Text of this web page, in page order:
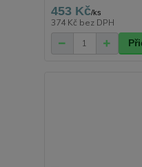
453 Kč/ks
374 Kč bez DPH